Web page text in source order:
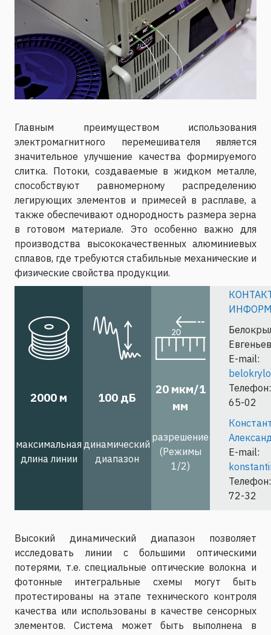
Главным преимуществом использования
электромагнитного перемешивателя является
значительное улучшение качества формируемого
слитка. Потоки, создаваемые в жидком металле,
способствуют равномерному распределению
легирующих элементов и примесей в расплаве, а
также обеспечивают однородность размера зерна
в готовом материале. Это особенно важно для
производства высококачественных алюминиевых
сплавов, где требуются стабильные механические и
физические свойства продукции.
E-mail:
65-02
E-mail:
72-32
2000 м 100 дБ
20 мкм/1
мм
максимальная
длина линии
динамический
диапазон
разрешение
(Режимы
1/2)
Высокий динамический диапазон позволяет
исследовать линии с большими оптическими
потерями, т.е. специальные оптические волокна и
фотонные интегральные схемы могут быть
протестированы на этапе технического контроля
качества или использованы в качестве сенсорных
элементов. Система может быть выполнена в